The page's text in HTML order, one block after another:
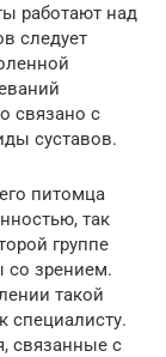
работают над
следует
связано с
суставов.
питомца
так
группе
со зрением.
такой
специалисту.
связанные с